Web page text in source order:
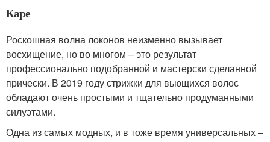
Каре
Роскошная волна локонов неизменно вызывает
восхищение, но во многом – это результат
профессионально подобранной и мастерски сделанной
прически. В 2019 году стрижки для вьющихся волос
обладают очень простыми и тщательно продуманными
силуэтами.
Одна из самых модных, и в тоже время универсальных –